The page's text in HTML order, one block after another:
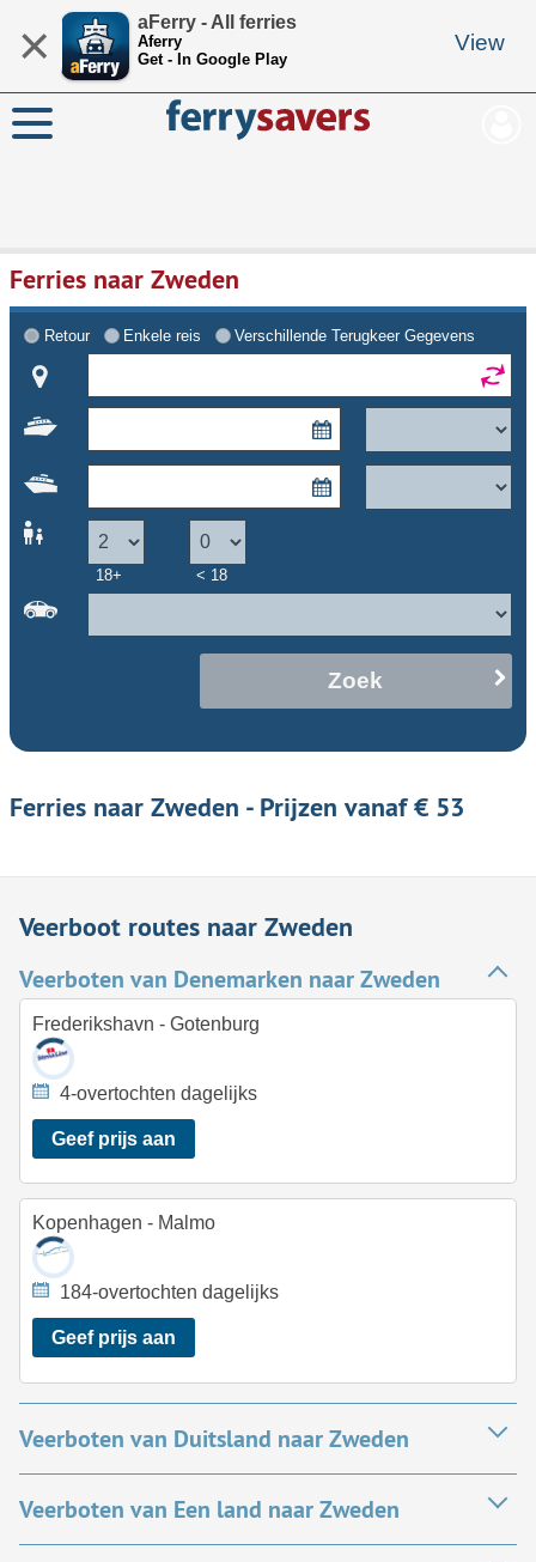
× aFerry - All ferries
Aferry
Get - In Google Play
View
Ferries naar Zweden
Retour Enkele reis Verschillende Terugkeer Gegevens
18+ < 18
Zoek
Ferries naar Zweden - Prijzen vanaf € 53
Veerboot routes naar Zweden
Veerboten van Denemarken naar Zweden
Frederikshavn - Gotenburg
4-overtochten dagelijks
Geef prijs aan
Kopenhagen - Malmo
184-overtochten dagelijks
Geef prijs aan
Veerboten van Duitsland naar Zweden
Veerboten van Een land naar Zweden